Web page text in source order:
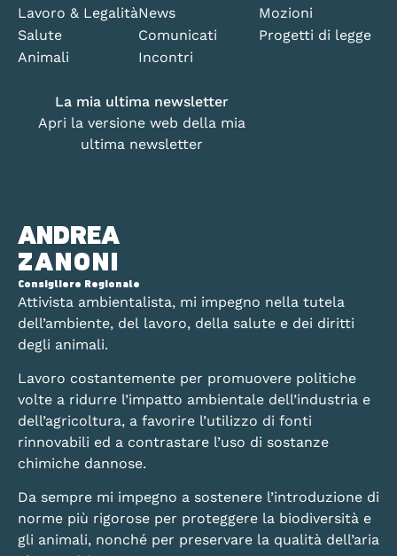
ANDREA
ZANONI
Consigliere Regionale
Attivista ambientalista, mi impegno nella tutela
dell’ambiente, del lavoro, della salute e dei diritti
degli animali.
Lavoro costantemente per promuovere politiche
volte a ridurre l’impatto ambientale dell’industria e
dell’agricoltura, a favorire l’utilizzo di fonti
rinnovabili ed a contrastare l’uso di sostanze
chimiche dannose.
Da sempre mi impegno a sostenere l’introduzione di
norme più rigorose per proteggere la biodiversità e
gli animali, nonché per preservare la qualità dell’aria
Lavoro & Legalità
Salute
Animali
News
Comunicati
Incontri
Mozioni
Progetti di legge
La mia ultima newsletter
Apri la versione web della mia
ultima newsletter